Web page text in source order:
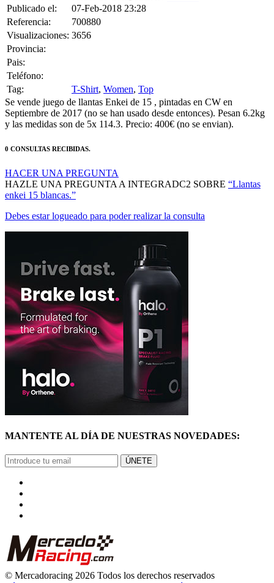
Referencia:
700880
Visualizaciones:
3656
Provincia:
Pais:
Teléfono:
Tag:
Se vende juego de llantas Enkei de 15 , pintadas en CW en
Septiembre de 2017 (no se han usado desde entonces). Pesan 6.2kg
y las medidas son de 5x 114.3. Precio: 400€ (no se envian).
HAZLE UNA PREGUNTA A INTEGRADC2 SOBRE
enkei 15 blancas.”
Debes estar logueado para poder realizar la consulta
© Mercadoracing 2026 Todos los derechos reservados
Términos y condiciones de uso, normas y política de privacidad.